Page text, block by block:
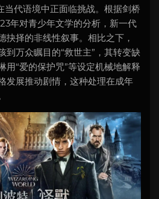
当代语境中正面临挑战。根据剑桥
年对青少年文学的分析，新一代
抉择的非线性叙事。相比之下，
到万众瞩目的“救世主”，其转变缺
用“爱的保护咒”等设定机械地解释
发展推动剧情，这种处理在成年